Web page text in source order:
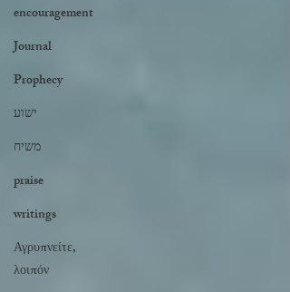
encouragement
Journal
Prophecy
ישוע
משיח
praise
writings
Αγρυπνείτε,
λοιπόν